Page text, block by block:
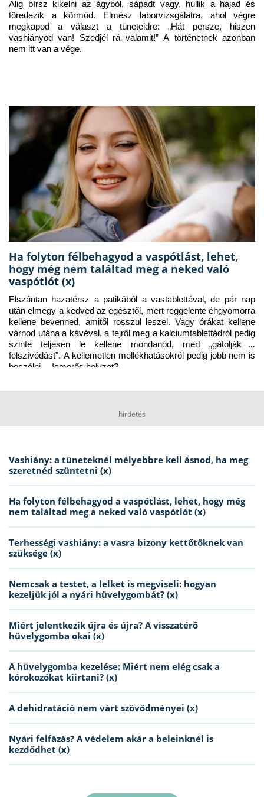
Alig bírsz kikelni az ágyból, sápadt vagy, hullik a hajad és
töredezik a körmöd. Elmész laborvizsgálatra, ahol végre
megkapod a választ a tüneteidre: „Hát persze, hiszen
vashiányod van! Szedjél rá valamit!” A történetnek azonban
nem itt van a vége.
Ha folyton félbehagyod a vaspótlást, lehet,
hogy még nem találtad meg a neked való
vaspótlót (x)
Elszántan hazatérsz a patikából a vastablettával, de pár nap
után elmegy a kedved az egésztől, mert reggelente éhgyomorra
kellene bevenned, amitől rosszul leszel. Vagy órákat kellene
várnod utána a kávéval, a tejről meg a kalciumtablettádról pedig
szinte teljesen le kellene mondanod, mert „gátolják a
felszívódást”. A kellemetlen mellékhatásokról pedig jobb nem is
beszélni… Ismerős helyzet?
hirdetés
Vashiány: a tüneteknél mélyebbre kell ásnod, ha meg
szeretnéd szüntetni (x)
Ha folyton félbehagyod a vaspótlást, lehet, hogy még
nem találtad meg a neked való vaspótlót (x)
Terhességi vashiány: a vasra bizony kettőtöknek van
szüksége (x)
Nemcsak a testet, a lelket is megviseli: hogyan
kezeljük jól a nyári hüvelygombát? (x)
Miért jelentkezik újra és újra? A visszatérő
hüvelygomba okai (x)
A hüvelygomba kezelése: Miért nem elég csak a
kórokozókat kiirtani? (x)
A dehidratáció nem várt szövődményei (x)
Nyári felfázás? A védelem akár a beleinknél is
kezdődhet (x)